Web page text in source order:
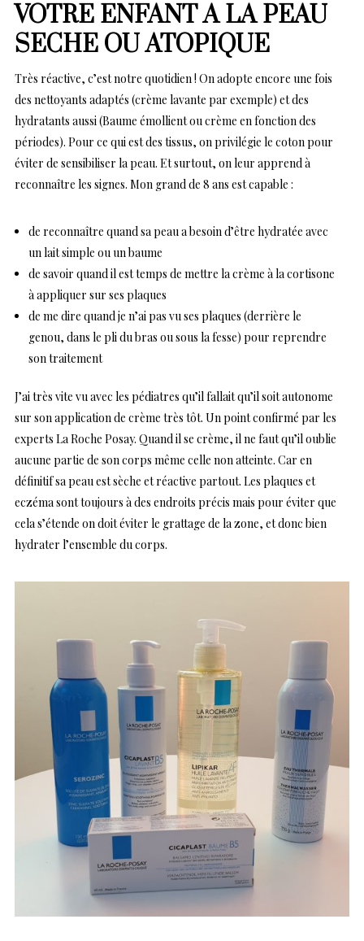
VOTRE ENFANT A LA PEAU
SECHE OU ATOPIQUE
Très réactive, c’est notre quotidien ! On adopte encore une fois
des nettoyants adaptés (crème lavante par exemple) et des
hydratants aussi (Baume émollient ou crème en fonction des
périodes). Pour ce qui est des tissus, on privilégie le coton pour
éviter de sensibiliser la peau. Et surtout, on leur apprend à
reconnaître les signes. Mon grand de 8 ans est capable :
de reconnaître quand sa peau a besoin d’être hydratée avec
un lait simple ou un baume
de savoir quand il est temps de mettre la crème à la cortisone
à appliquer sur ses plaques
de me dire quand je n’ai pas vu ses plaques (derrière le
genou, dans le pli du bras ou sous la fesse) pour reprendre
son traitement
J’ai très vite vu avec les pédiatres qu’il fallait qu’il soit autonome
sur son application de crème très tôt. Un point confirmé par les
experts La Roche Posay. Quand il se crème, il ne faut qu’il oublie
aucune partie de son corps même celle non atteinte. Car en
définitif sa peau est sèche et réactive partout. Les plaques et
eczéma sont toujours à des endroits précis mais pour éviter que
cela s’étende on doit éviter le grattage de la zone, et donc bien
hydrater l’ensemble du corps.